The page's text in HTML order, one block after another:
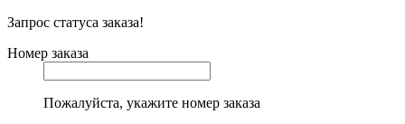
Запрос статуса заказа!
Номер заказа
Пожалуйста, укажите номер заказа